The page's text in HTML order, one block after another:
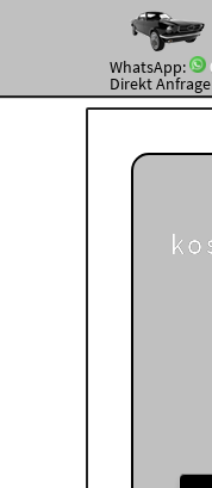
WhatsApp:
Direkt